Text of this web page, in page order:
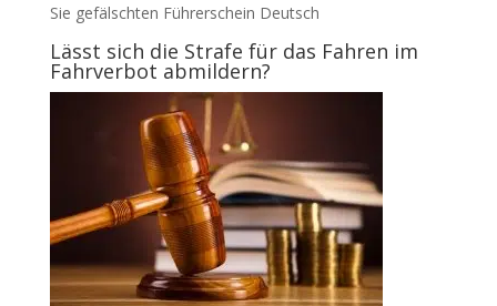
Sie gefälschten Führerschein Deutsch
Lässt sich die Strafe für das Fahren im
Fahrverbot abmildern?